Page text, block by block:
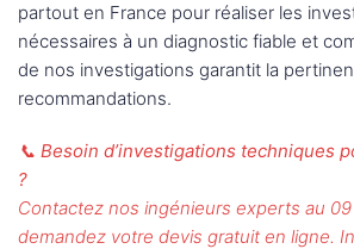
partout en France pour réaliser les
nécessaires à un diagnostic fiable et
de nos investigations garantit la
recommandations.
📞 Besoin d’investigations techniques
?
Contactez nos ingénieurs experts au 09
demandez votre devis gratuit en ligne.